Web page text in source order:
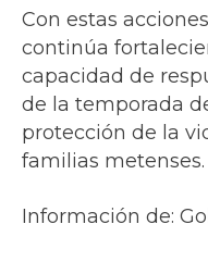
Con estas
continúa
capacidad de
de la temporada
protección de la
familias metenses.
Información de: